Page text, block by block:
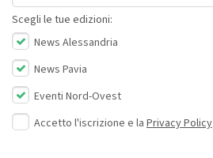
Scegli le tue edizioni:
News Alessandria
News Pavia
Eventi Nord-Ovest
Accetto l'iscrizione e la Privacy Policy